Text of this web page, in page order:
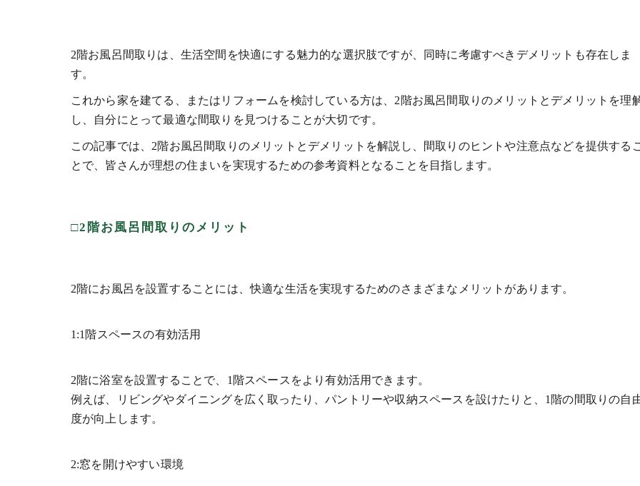
2階お風呂間取りは、生活空間を快適にする魅力的な選択肢ですが、同時に考慮すべきデメリットも存在しま
す。
これから家を建てる、またはリフォームを検討している方は、2階お風呂間取りのメリットとデメリットを理
し、自分にとって最適な間取りを見つけることが大切です。
この記事では、2階お風呂間取りのメリットとデメリットを解説し、間取りのヒントや注意点などを提供する
とで、皆さんが理想の住まいを実現するための参考資料となることを目指します。
□2階お風呂間取りのメリット
2階にお風呂を設置することには、快適な生活を実現するためのさまざまなメリットがあります。
1:1階スペースの有効活用
2階に浴室を設置することで、1階スペースをより有効活用できます。
例えば、リビングやダイニングを広く取ったり、パントリーや収納スペースを設けたりと、1階の間取りの自
度が向上します。
2:窓を開けやすい環境